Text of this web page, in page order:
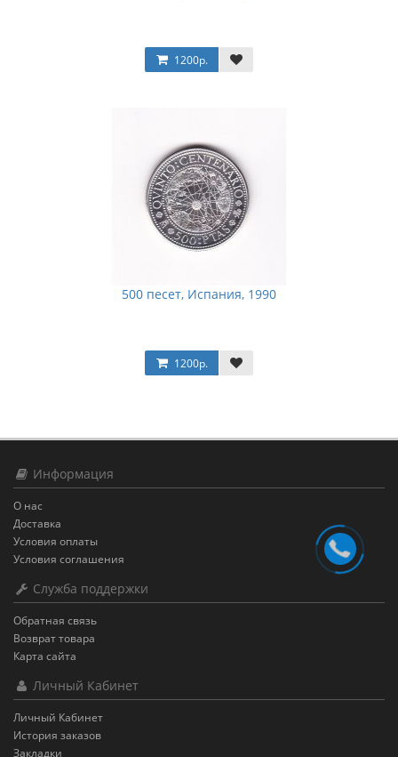
1200р.
500 песет, Испания, 1990
1200р.
Информация
О нас
Доставка
Условия оплаты
Условия соглашения
Служба поддержки
Обратная связь
Возврат товара
Карта сайта
Личный Кабинет
Личный Кабинет
История заказов
Закладки